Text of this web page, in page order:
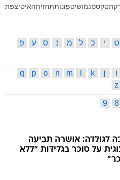
טקססנמושיטפונותתחזיתהאיטיצפת
ט י כ ל מ נ ס ע
פ
i
j
k
m
n
o
p
q
z
8
9
לגולדה: אושרה תביעה
על סוכר בגלידות "ללא